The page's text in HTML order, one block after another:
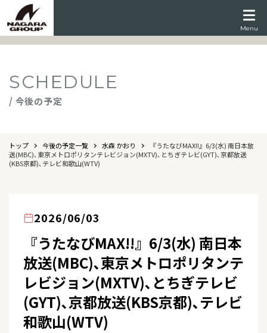
Menu
SCHEDULE
/ 今後の予定
トップ 今後の予定一覧 水森 かおり
『うたなびMAX!!』6/3(水) 南日本放
送(MBC)､東京メトロポリタンテレビジョン(MXTV)､とちぎテレビ(GYT)､京都放送
(KBS京都)､テレビ和歌山(WTV)
2026/06/03
『うたなびMAX!!』6/3(水) 南日本
放送(MBC)､東京メトロポリタンテ
レビジョン(MXTV)､とちぎテレビ
(GYT)､京都放送(KBS京都)､テレビ
和歌山(WTV)